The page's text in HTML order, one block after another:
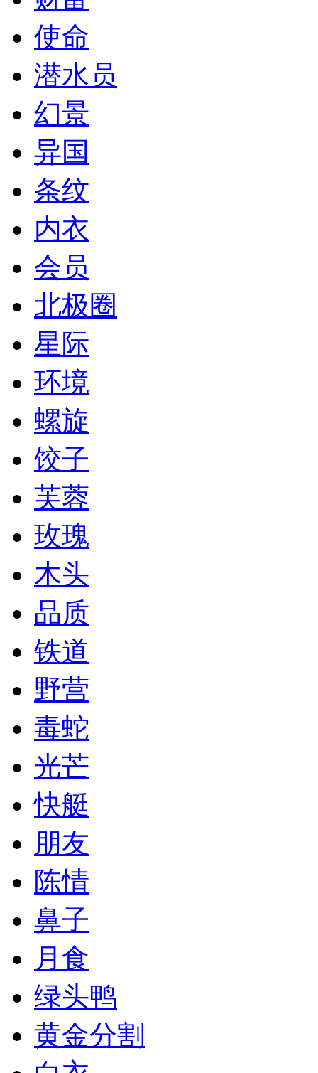
使命
潜水员
幻景
异国
条纹
内衣
会员
北极圈
星际
环境
螺旋
饺子
芙蓉
玫瑰
木头
品质
铁道
野营
毒蛇
光芒
快艇
朋友
陈情
鼻子
月食
绿头鸭
黄金分割